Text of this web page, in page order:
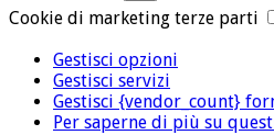
Cookie di marketing terze parti
Gestisci opzioni
Gestisci servizi
Gestisci {vendor_count}
Per saperne di più su